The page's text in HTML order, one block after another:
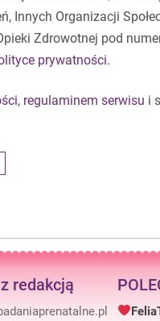
Innych Organizacji
Zdrowotnej pod
prywatności.
, regulaminem serwisu i
redakcją